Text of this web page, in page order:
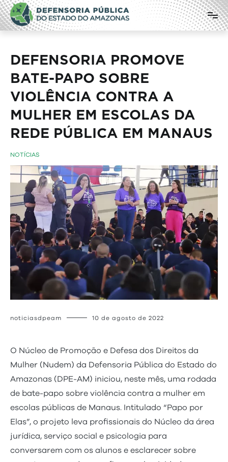
Pular
para
o
conteúdo
Defensoria Pública do Estado do
Amazonas
DEFENSORIA PROMOVE
BATE-PAPO SOBRE
VIOLÊNCIA CONTRA A
MULHER EM ESCOLAS DA
REDE PÚBLICA EM MANAUS
NOTÍCIAS
noticiasdpeam 10 de agosto de 2022
O Núcleo de Promoção e Defesa dos Direitos da
Mulher (Nudem) da Defensoria Pública do Estado do
Amazonas (DPE-AM) iniciou, neste mês, uma rodada
de bate-papo sobre violência contra a mulher em
escolas públicas de Manaus. Intitulado “Papo por
Elas”, o projeto leva profissionais do Núcleo da área
jurídica, serviço social e psicologia para
conversarem com os alunos e esclarecer sobre